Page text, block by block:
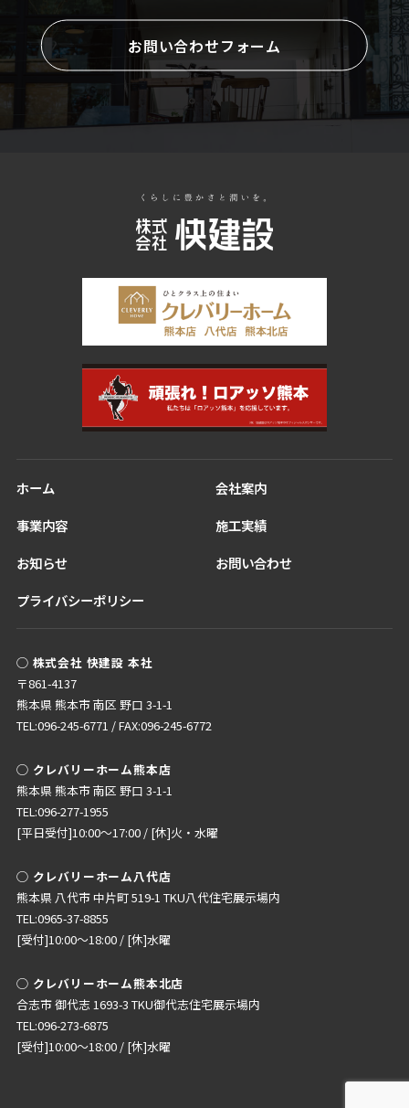
お問い合わせフォーム
ホーム
会社案内
事業内容
施工実績
お知らせ
お問い合わせ
プライバシーポリシー
◯ 株式会社 快建設 本社
〒861-4137
熊本県 熊本市 南区 野口 3-1-1
TEL:096-245-6771 / FAX:096-245-6772
◯ クレバリーホーム熊本店
熊本県 熊本市 南区 野口 3-1-1
TEL:096-277-1955
[平日受付]10:00〜17:00 / [休]火・水曜
◯ クレバリーホーム八代店
熊本県 八代市 中片町 519-1 TKU八代住宅展示場内
TEL:0965-37-8855
[受付]10:00〜18:00 / [休]水曜
◯ クレバリーホーム熊本北店
合志市 御代志 1693-3 TKU御代志住宅展示場内
TEL:096-273-6875
[受付]10:00〜18:00 / [休]水曜